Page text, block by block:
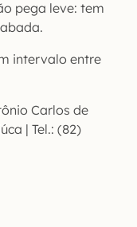
pega leve: tem
intervalo entre
Carlos de
| Tel.: (82)